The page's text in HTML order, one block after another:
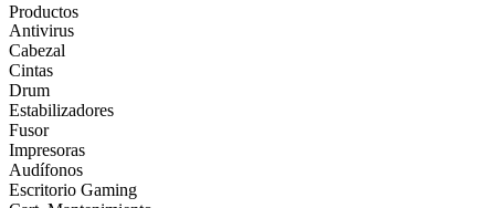
Productos
Antivirus
Cabezal
Cintas
Drum
Estabilizadores
Fusor
Impresoras
Audífonos
Escritorio Gaming